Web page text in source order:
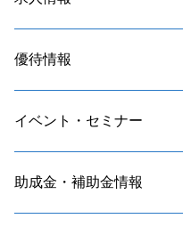
優待情報
イベント・セミナー
助成金・補助金情報